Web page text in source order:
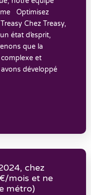
Optimisez
Chez Treasy,
état d’esprit,
que la
et
développé
chez
mois et ne
métro)